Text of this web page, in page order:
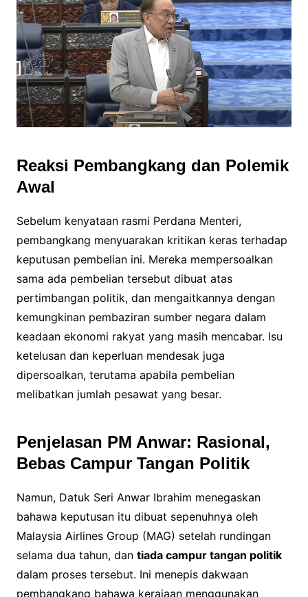
Reaksi Pembangkang dan Polemik
Awal
Sebelum kenyataan rasmi Perdana Menteri,
pembangkang menyuarakan kritikan keras terhadap
keputusan pembelian ini. Mereka mempersoalkan
sama ada pembelian tersebut dibuat atas
pertimbangan politik, dan mengaitkannya dengan
kemungkinan pembaziran sumber negara dalam
keadaan ekonomi rakyat yang masih mencabar. Isu
ketelusan dan keperluan mendesak juga
dipersoalkan, terutama apabila pembelian
melibatkan jumlah pesawat yang besar.
Penjelasan PM Anwar: Rasional,
Bebas Campur Tangan Politik
Namun, Datuk Seri Anwar Ibrahim menegaskan
bahawa keputusan itu dibuat sepenuhnya oleh
Malaysia Airlines Group (MAG) setelah rundingan
selama dua tahun, dan tiada campur tangan politik
dalam proses tersebut. Ini menepis dakwaan
pembangkang bahawa kerajaan menggunakan